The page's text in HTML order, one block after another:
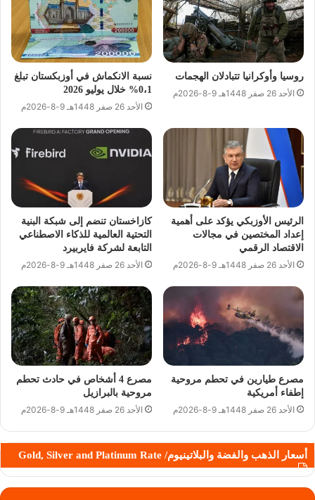
روسيا وأوكرانيا تتبادلان الهجمات
الأحد 26 صفر 1448هـ 9-8-2026م
نسبة الانكماش في أوزبكستان تبلغ
0،1% خلال يوليو 2026
الأحد 26 صفر 1448هـ 9-8-2026م
الرئيس الأوزبكي يؤكد على أهمية
إعداد المختصين في مجالات
الاقتصاد الرقمي
الأحد 26 صفر 1448هـ 9-8-2026م
كازاخستان تنضم إلى شبكة البنية
التحتية العالمية للذكاء الاصطناعي
التابعة لشركة فايربيرد
الأحد 26 صفر 1448هـ 9-8-2026م
مصرع طيارين في تحطم مروحية
إطفاء أمريكية
الأحد 26 صفر 1448هـ 9-8-2026م
مصرع 4 أشخاص في حادث تحطم
مروحية بالبرازيل
الأحد 26 صفر 1448هـ 9-8-2026م
أسعار الذهب والفضة والبلاتينيوم/ Gold, Silver and Platinum Rate